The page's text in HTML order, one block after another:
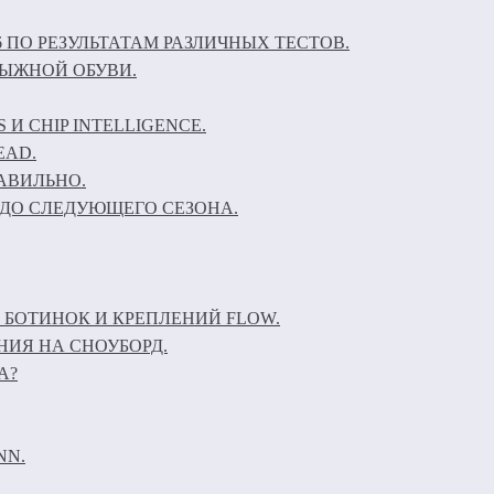
ПО РЕЗУЛЬТАТАМ РАЗЛИЧНЫХ ТЕСТОВ.
ОБУВИ.
CHIP INTELLIGENCE.
СЛЕДУЮЩЕГО СЕЗОНА.
И КРЕПЛЕНИЙ FLOW.
НА СНОУБОРД.